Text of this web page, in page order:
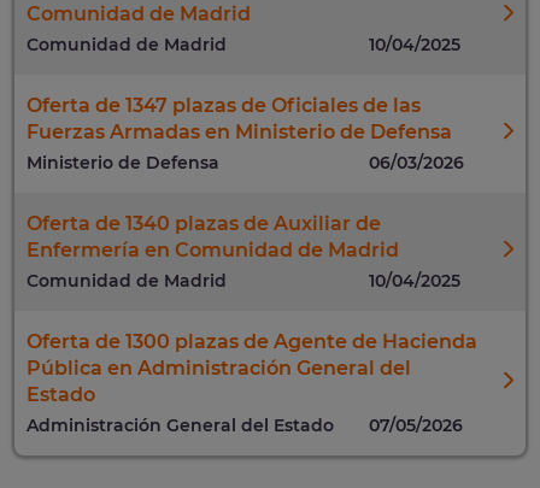
Comunidad de Madrid
Comunidad de Madrid 10/04/2025
Oferta de 1347 plazas de Oficiales de las
Fuerzas Armadas en Ministerio de Defensa
Ministerio de Defensa 06/03/2026
Oferta de 1340 plazas de Auxiliar de
Enfermería en Comunidad de Madrid
Comunidad de Madrid 10/04/2025
Oferta de 1300 plazas de Agente de Hacienda
Pública en Administración General del
Estado
Administración General del Estado 07/05/2026